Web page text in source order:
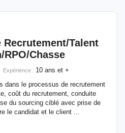
Recrutement/Talent
Chasse
Expérience : 10 ans et +
dans le processus de recrutement
coût du recrutement, conduite
du sourcing ciblé avec prise de
le candidat et le client ...